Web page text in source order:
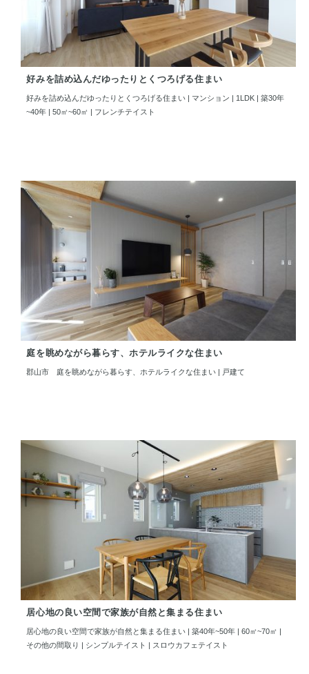
好みを詰め込んだゆったりとくつろげる住まい
好みを詰め込んだゆったりとくつろげる住まい | マンション | 1LDK | 築30年
~40年 | 50㎡~60㎡ | フレンチテイスト
庭を眺めながら暮らす、ホテルライクな住まい
郡山市 庭を眺めながら暮らす、ホテルライクな住まい | 戸建て
居心地の良い空間で家族が自然と集まる住まい
居心地の良い空間で家族が自然と集まる住まい | 築40年~50年 | 60㎡~70㎡ |
その他の間取り | シンプルテイスト | スロウカフェテイスト